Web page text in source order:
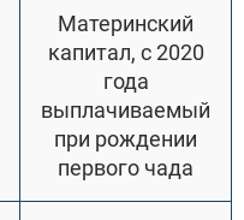
Материнский
капитал, с 2020
года
выплачиваемый
при рождении
первого чада